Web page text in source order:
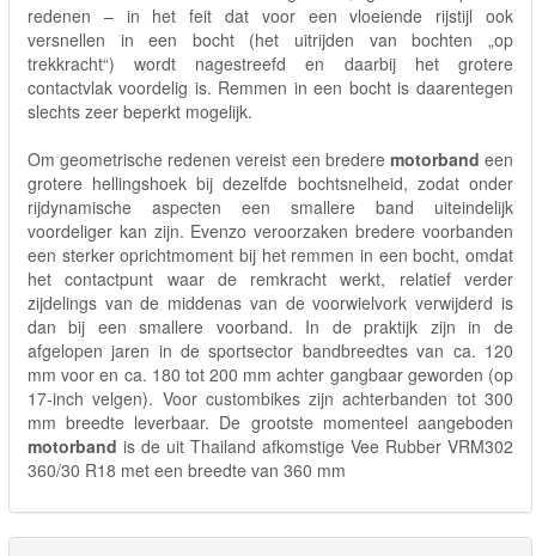
redenen – in het feit dat voor een vloeiende rijstijl ook
versnellen in een bocht (het uitrijden van bochten „op
trekkracht“) wordt nagestreefd en daarbij het grotere
contactvlak voordelig is. Remmen in een bocht is daarentegen
slechts zeer beperkt mogelijk.
Om geometrische redenen vereist een bredere motorband een
grotere hellingshoek bij dezelfde bochtsnelheid, zodat onder
rijdynamische aspecten een smallere band uiteindelijk
voordeliger kan zijn. Evenzo veroorzaken bredere voorbanden
een sterker oprichtmoment bij het remmen in een bocht, omdat
het contactpunt waar de remkracht werkt, relatief verder
zijdelings van de middenas van de voorwielvork verwijderd is
dan bij een smallere voorband. In de praktijk zijn in de
afgelopen jaren in de sportsector bandbreedtes van ca. 120
mm voor en ca. 180 tot 200 mm achter gangbaar geworden (op
17-inch velgen). Voor custombikes zijn achterbanden tot 300
mm breedte leverbaar. De grootste momenteel aangeboden
motorband is de uit Thailand afkomstige Vee Rubber VRM302
360/30 R18 met een breedte van 360 mm